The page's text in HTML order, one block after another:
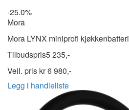
-25.0%
Mora
Mora LYNX miniprofi kjøkkenbatteri
Tilbudspris5 235,-
Veil. pris kr6 980,-
Legg i handleliste